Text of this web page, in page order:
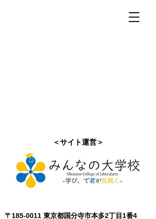
＜サイト運営＞
〒185-0011 東京都国分寺市本多2丁目1番4